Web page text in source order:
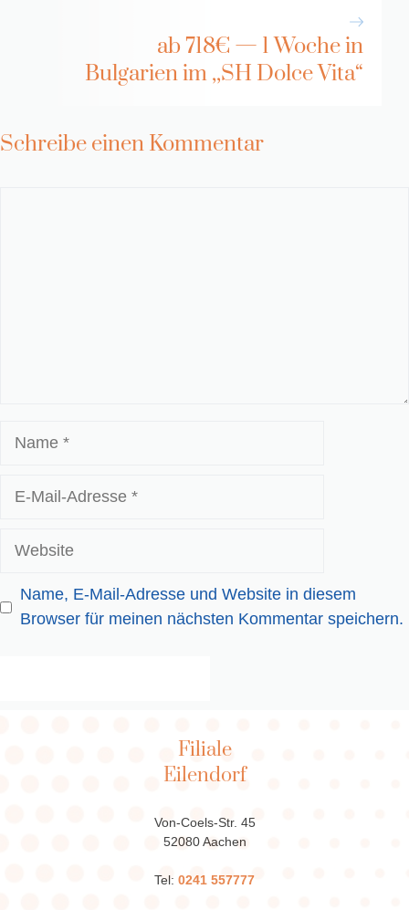
ab 718€ — 1 Woche in
Bulgarien im ,,SH Dolce Vita“
Schreibe einen Kommentar
Website
Name, E-Mail-Adresse und Website in diesem
Browser für meinen nächsten Kommentar speichern.
Filiale
Eilendorf
Von-Coels-Str. 45
52080 Aachen
Tel: 0241 557777